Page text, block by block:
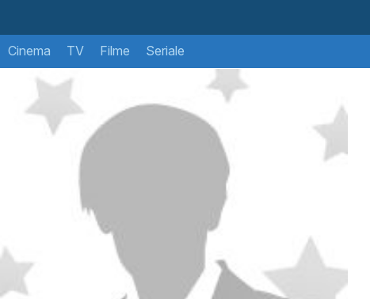
Cinema TV Filme Seriale